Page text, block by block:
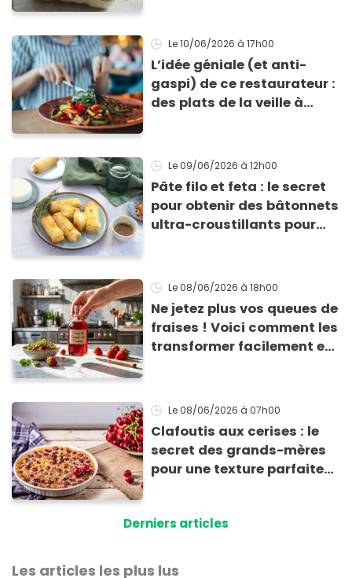
Le 10/06/2026 à 17h00
L’idée géniale (et anti-
gaspi) de ce restaurateur :
des plats de la veille à
Le 09/06/2026 à 12h00
Pâte filo et feta : le secret
pour obtenir des bâtonnets
ultra-croustillants pour
Le 08/06/2026 à 18h00
Ne jetez plus vos queues de
fraises ! Voici comment les
transformer facilement en
Le 08/06/2026 à 07h00
Clafoutis aux cerises : le
secret des grands-mères
pour une texture parfaite
Derniers articles
Les articles les plus lus